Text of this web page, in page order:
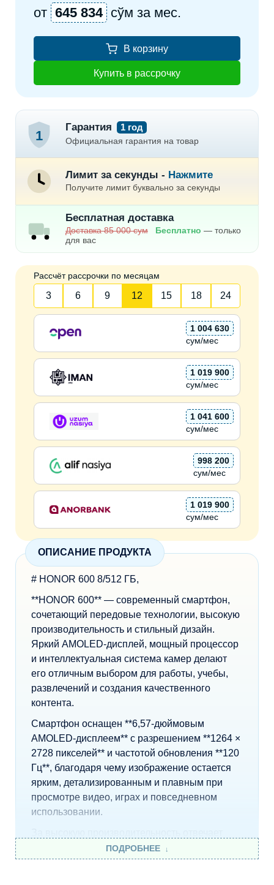
от 645 834 сўм за мес.
В корзину
Купить в рассрочку
1
Гарантия 1 год
Официальная гарантия на товар
Лимит за секунды - Нажмите
Получите лимит буквально за секунды
Бесплатная доставка
Доставка 85 000 сум Бесплатно — только
для вас
Рассчёт рассрочки по месяцам
3 6 9 12 15 18 24
1 004 630
сум/мес
1 019 900
сум/мес
1 041 600
сум/мес
998 200
сум/мес
1 019 900
сум/мес
ОПИСАНИЕ ПРОДУКТА
# HONOR 600 8/512 ГБ,
**HONOR 600** — современный смартфон,
сочетающий передовые технологии, высокую
производительность и стильный дизайн.
Яркий AMOLED-дисплей, мощный процессор
и интеллектуальная система камер делают
его отличным выбором для работы, учебы,
развлечений и создания качественного
контента.
Смартфон оснащен **6,57-дюймовым
AMOLED-дисплеем** с разрешением **1264 ×
2728 пикселей** и частотой обновления **120
Гц**, благодаря чему изображение остается
ярким, детализированным и плавным при
просмотре видео, играх и повседневном
использовании.
современный **процессор Snapdragon 7 Gen
4** в сочетании с **8 ГБ оперативной
ПОДРОБНЕЕ